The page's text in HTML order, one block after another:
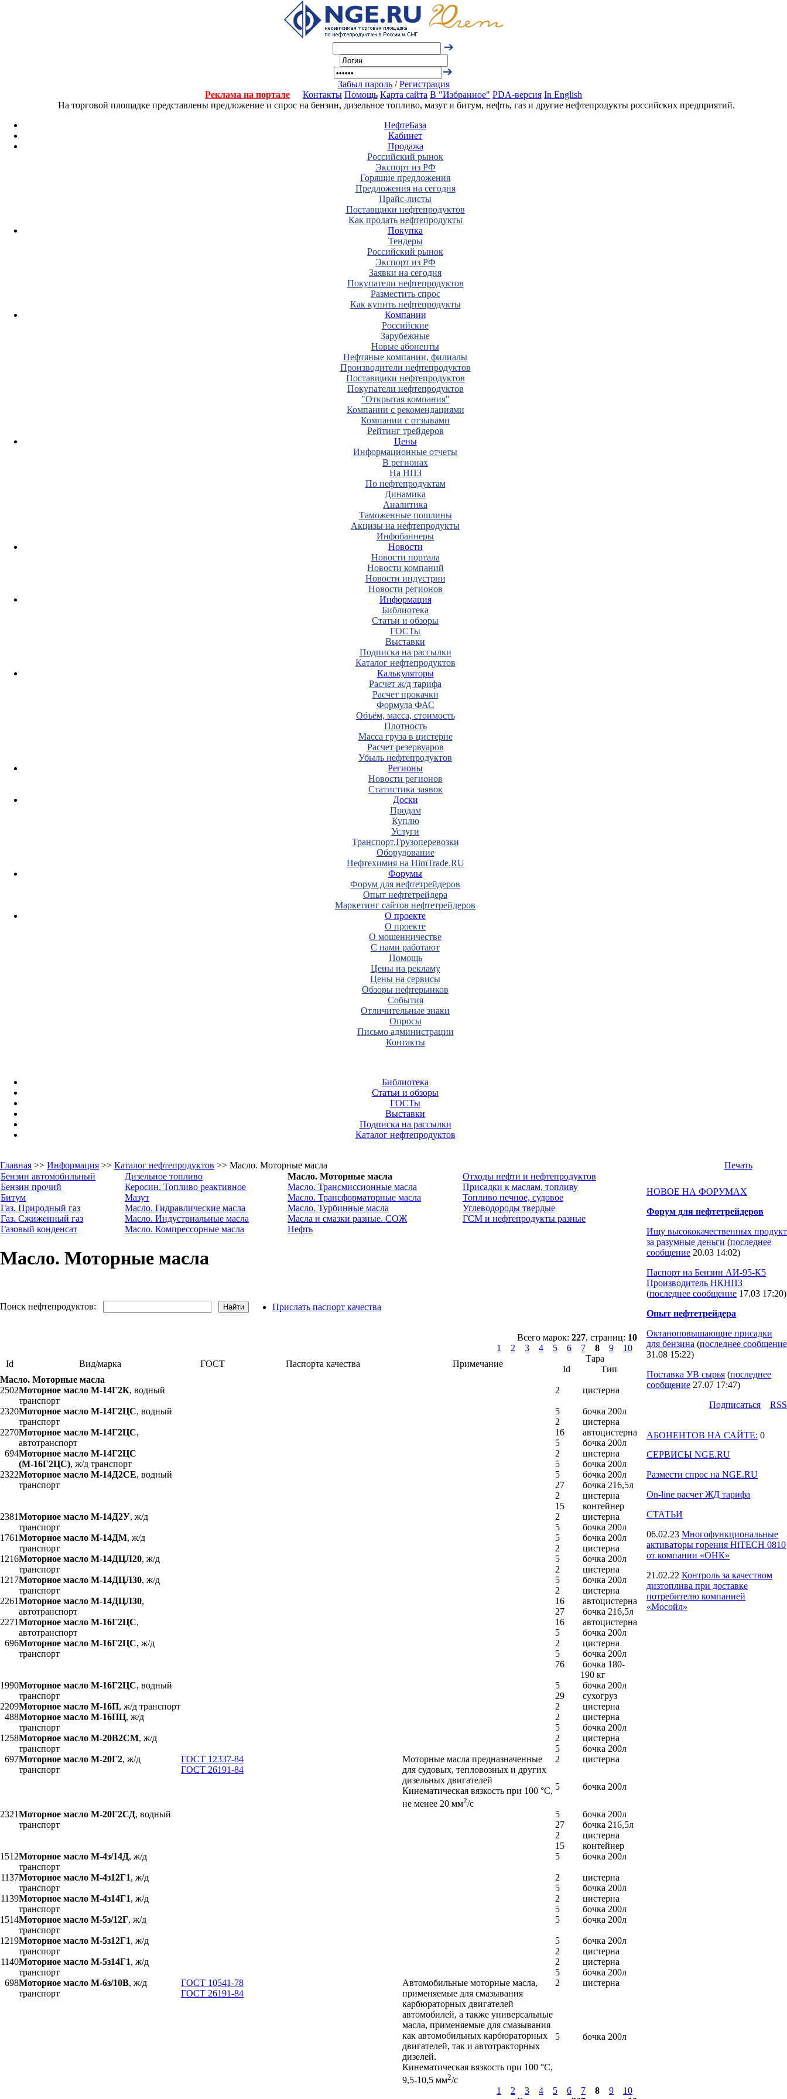
Забыл пароль/Регистрация
Реклама на портале
Контакты Помощь Карта сайта В "Избранное" PDA-версия In English
На торговой площадке представлены предложение и спрос на бензин, дизельное топливо, мазут и битум, нефть, газ и другие нефтепродукты российских предприятий.
НефтеБаза
Кабинет
Продажа
Российский рынок
Экспорт из РФ
Горящие предложения
Предложения на сегодня
Прайс-листы
Поставщики нефтепродуктов
Как продать нефтепродукты
Покупка
Тендеры
Российский рынок
Экспорт из РФ
Заявки на сегодня
Покупатели нефтепродуктов
Разместить спрос
Как купить нефтепродукты
Компании
Российские
Зарубежные
Новые абоненты
Нефтяные компании, филиалы
Производители нефтепродуктов
Поставщики нефтепродуктов
Покупатели нефтепродуктов
"Открытая компания"
Компании с рекомендациями
Компании с отзывами
Рейтинг трейдеров
Цены
Информационные отчеты
В регионах
На НПЗ
По нефтепродуктам
Динамика
Аналитика
Таможенные пошлины
Акцизы на нефтепродукты
Инфобаннеры
Новости
Новости портала
Новости компаний
Новости индустрии
Новости регионов
Информация
Библиотека
Статьи и обзоры
ГОСТы
Выставки
Подписка на рассылки
Каталог нефтепродуктов
Калькуляторы
Расчет ж/д тарифа
Расчет прокачки
Формула ФАС
Объём, масса, стоимость
Плотность
Масса груза в цистерне
Расчет резервуаров
Убыль нефтепродуктов
Регионы
Новости регионов
Статистика заявок
Доски
Продам
Куплю
Услуги
Транспорт.Грузоперевозки
Оборудование
Нефтехимия на HimTrade.RU
Форумы
Форум для нефтетрейдеров
Опыт нефтетрейдера
Маркетинг сайтов нефтетрейдеров
О проекте
О проекте
О мошенничестве
С нами работают
Помощь
Цены на рекламу
Цены на сервисы
Обзоры нефтерынков
События
Отличительные знаки
Опросы
Письмо администрации
Контакты
Библиотека
Статьи и обзоры
ГОСТы
Выставки
Подписка на рассылки
Каталог нефтепродуктов
Главная >> Информация >> Каталог нефтепродуктов >> Масло. Моторные масла
Печать
Бензин автомобильный
Бензин прочий
Битум
Газ. Природный газ
Газ. Сжиженный газ
Газовый конденсат
Дизельное топливо
Керосин. Топливо реактивное
Мазут
Масло. Гидравлические масла
Масло. Индустриальные масла
Масло. Компрессорные масла
Масло. Моторные масла
Масло. Трансмиссионные масла
Масло. Трансформаторные масла
Масло. Турбинные масла
Масла и смазки разные. СОЖ
Нефть
Отходы нефти и нефтепродуктов
Присадки к маслам, топливу
Топливо печное, судовое
Углеводороды твердые
ГСМ и нефтепродукты разные
Масло. Моторные масла
Поиск нефтепродуктов: Прислать паспорт качества
Всего марок: 227, страниц: 10
1
2 3 4 5 6 7 8 9
10
Id
Вид/марка ГОСТ Паспорта качества Примечание
Тара
Id
Тип
Масло. Моторные масла
2502Моторное масло М-14Г2К, водный
транспорт
2 цистерна
2320Моторное масло М-14Г2ЦС, водный
транспорт
5
бочка 200л
2
цистерна
2270Моторное масло М-14Г2ЦС,
автотранспорт
16
автоцистерна
5
бочка 200л
694Моторное масло М-14Г2ЦС
(М-16Г2ЦС), ж/д транспорт
2
цистерна
5
бочка 200л
2322Моторное масло М-14Д2СЕ, водный
транспорт
5
бочка 200л
27
бочка 216,5л
2
цистерна
15
контейнер
2381Моторное масло М-14Д2У, ж/д
транспорт
2
цистерна
5
бочка 200л
1761Моторное масло М-14ДМ, ж/д
транспорт
5
бочка 200л
2
цистерна
1216Моторное масло М-14ДЦЛ20, ж/д
транспорт
5
бочка 200л
2
цистерна
1217Моторное масло М-14ДЦЛ30, ж/д
транспорт
5
бочка 200л
2
цистерна
2261Моторное масло М-14ДЦЛ30,
автотранспорт
16
автоцистерна
27
бочка 216,5л
2271Моторное масло М-16Г2ЦС,
автотранспорт
16
автоцистерна
5
бочка 200л
696Моторное масло М-16Г2ЦС, ж/д
транспорт
2
цистерна
5
бочка 200л
76
бочка 180-
190 кг
1990Моторное масло М-16Г2ЦС, водный
транспорт
5
бочка 200л
29
сухогруз
2209Моторное масло М-16П, ж/д транспорт 2
цистерна
488Моторное масло М-16ПЦ, ж/д
транспорт
2
цистерна
5
бочка 200л
1258Моторное масло М-20В2СМ, ж/д
транспорт
2
цистерна
5
бочка 200л
697Моторное масло М-20Г2, ж/д
транспорт
ГОСТ 12337-84
ГОСТ 26191-84
Моторные масла предназначенные
для судовых, тепловозных и других
дизельных двигателей
Кинематическая вязкость при 100 °С,
не менее 20 мм2/с
2 цистерна
5 бочка 200л
2321Моторное масло М-20Г2СД, водный
транспорт
5
бочка 200л
27
бочка 216,5л
2
цистерна
15
контейнер
1512Моторное масло М-4з/14Д, ж/д
транспорт
5 бочка 200л
1137Моторное масло М-4з12Г1, ж/д
транспорт
2
цистерна
5
бочка 200л
1139Моторное масло М-4з14Г1, ж/д
транспорт
2
цистерна
5
бочка 200л
1514Моторное масло М-5з/12Г, ж/д
транспорт
5 бочка 200л
1219Моторное масло М-5з12Г1, ж/д
транспорт
5
бочка 200л
2
цистерна
1140Моторное масло М-5з14Г1, ж/д
транспорт
2
цистерна
5
бочка 200л
698Моторное масло М-6з/10В, ж/д
транспорт
ГОСТ 10541-78
ГОСТ 26191-84
Автомобильные моторные масла,
применяемые для смазывания
карбюраторных двигателей
автомобилей, а также универсальные
масла, применяемые для смазывания
как автомобильных карбюраторных
двигателей, так и автотракторных
дизелей.
Кинематическая вязкость при 100 °С,
9,5-10,5 мм2/с
2 цистерна
5 бочка 200л
1 2 3 4 5 6 7 8 9
10
НОВОЕ НА ФОРУМАХ
Форум для нефтетрейдеров
Ищу высококачественных продукт
за разумные деньги (последнее
сообщение 20.03 14:02)
Паспорт на Бензин АИ-95-К5
Производитель НКНПЗ
(последнее сообщение 17.03 17:20)
Опыт нефтетрейдера
Октаноповышающие присадки
для бензина (последнее сообщение
31.08 15:22)
Поставка УВ сырья (последнее
сообщение 27.07 17:47)
Подпиcаться
RSS
АБОНЕНТОВ НА САЙТЕ: 0
СЕРВИСЫ NGE.RU
Размести спрос на NGE.RU
On-line расчет ЖД тарифа
СТАТЬИ
06.02.23 Многофункциональные
активаторы горения HiTECH 0810
от компании «ОНК»
21.02.22 Контроль за качеством
дизтоплива при доставке
потребителю компанией
«Мосойл»